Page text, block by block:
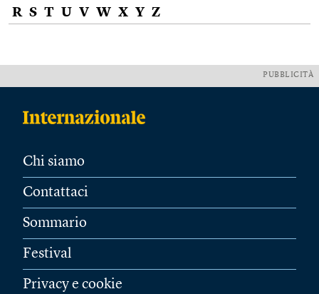
R S T U V W X Y Z
PUBBLICITÀ
Chi siamo
Contattaci
Sommario
Festival
Privacy e cookie